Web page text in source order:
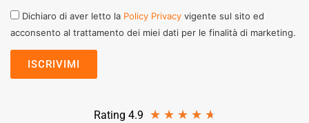
Dichiaro di aver letto la Policy Privacy vigente sul sito ed
acconsento al trattamento dei miei dati per le finalità di marketing.
Rating 4.9 ★ ★ ★ ★ ★